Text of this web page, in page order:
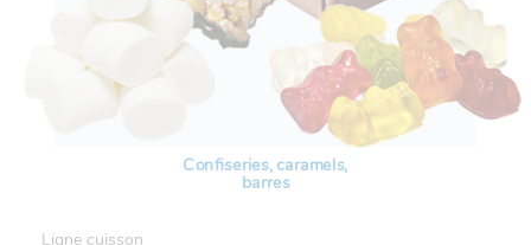
Confiseries, caramels,
barres
Ligne cuisson